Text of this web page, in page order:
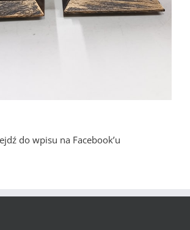
do wpisu na Facebook’u